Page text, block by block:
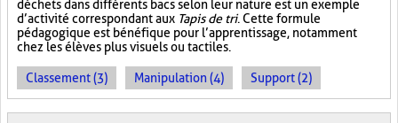
déchets dans différents bacs selon leur nature est un exemple
d’activité correspondant aux Tapis de tri. Cette formule
pédagogique est bénéfique pour l’apprentissage, notamment
chez les élèves plus visuels ou tactiles.
Classement (3) Manipulation (4) Support (2)